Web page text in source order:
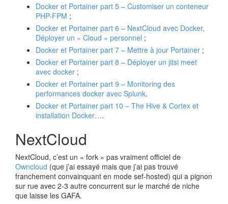
Docker et Portainer part 5 – Customiser un conteneur
PHP-FPM ;
Docker et Portainer part 6 – NextCloud avec Docker,
Déployer un « Cloud » personnel ;
Docker et Portainer part 7 – Mettre à jour Portainer ;
Docker et Portainer part 8 – Déployer un jitsi meet
avec docker ;
Docker et Portainer part 9 – Monitoring des
performances docker avec Splunk.
Docker et Portainer part 10 – The Hive & Cortex et
installation Docker….
NextCloud
NextCloud, c’est un « fork » pas vraiment officiel de
Owncloud (que j’ai essayé mais que j’ai pas trouvé
franchement convainquant en mode sef-hosted) qui a pignon
sur rue avec 2-3 autre concurrent sur le marché de niche
que laisse les GAFA.